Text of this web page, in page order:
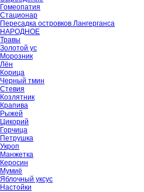
Гомеопатия
Стационар
Пересадка островков Лангерганса
НАРОДНОЕ
Травы
Золотой ус
Морозник
Лён
Корица
Черный тмин
Стевия
Козлятник
Крапива
Рыжей
Цикорий
Горчица
Петрушка
Укроп
Манжетка
Керосин
Мумиё
Яблочный уксус
Настойки